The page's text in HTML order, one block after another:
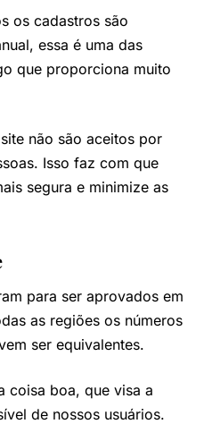
os cadastros são
essa é uma das
que proporciona muito
não são aceitos por
Isso faz com que
segura e minimize as
para ser aprovados em
as regiões os números
ser equivalentes.
coisa boa, que visa a
de nossos usuários.